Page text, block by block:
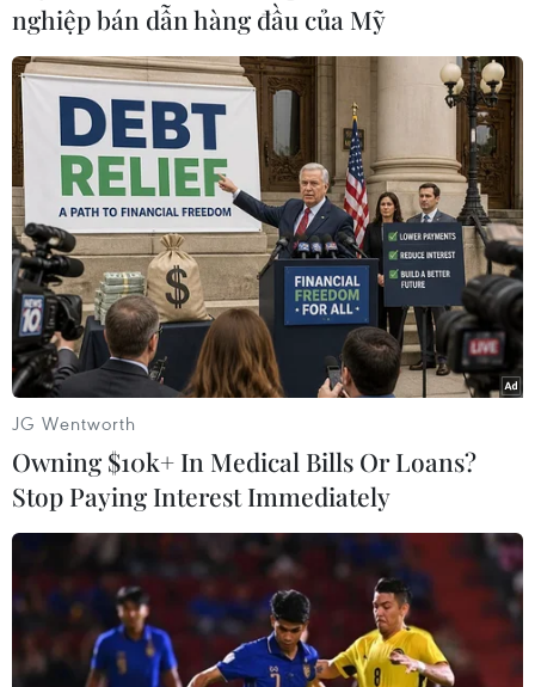
hoạt động xuất khẩu ngũ cốc từ các cảng của
Ukraine. Triển vọng đạt thỏa thuận còn mong
manh khi mà các bên đều đổ lỗi lẫn nhau gây
gián đoạn nguồn cung lương thực toàn cầu./.
(TTXVN/Vietnam+)
#nguồn cung khí đốt
#Gazprom
#mua khí đốt bằng đồng ruble
#khí đốt của Nga
#Nga và Ukraine
#xuất khẩu ngũ cốc Nga
nghiệp bán dẫn hàng đầu của Mỹ
JG Wentworth
Owning $10k+ In Medical Bills Or Loans?
Stop Paying Interest Immediately